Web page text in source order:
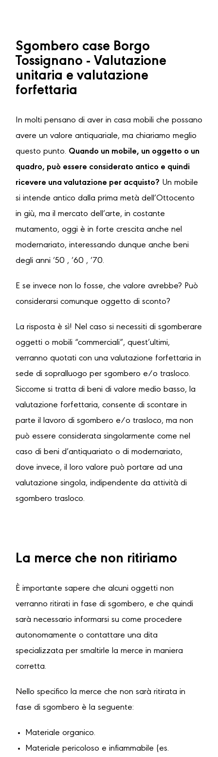
Sgombero case Borgo
Tossignano - Valutazione
unitaria e valutazione
forfettaria
In molti pensano di aver in casa mobili che possano
avere un valore antiquariale, ma chiariamo meglio
questo punto. Quando un mobile, un oggetto o un
quadro, può essere considerato antico e quindi
ricevere una valutazione per acquisto? Un mobile
si intende antico dalla prima metà dell’Ottocento
in giù, ma il mercato dell’arte, in costante
mutamento, oggi è in forte crescita anche nel
modernariato, interessando dunque anche beni
degli anni ’50 , ’60 , ’70.
E se invece non lo fosse, che valore avrebbe? Può
considerarsi comunque oggetto di sconto?
La risposta è sì! Nel caso si necessiti di sgomberare
oggetti o mobili “commerciali”, quest’ultimi,
verranno quotati con una valutazione forfettaria in
sede di sopralluogo per sgombero e/o trasloco.
Siccome si tratta di beni di valore medio basso, la
valutazione forfettaria, consente di scontare in
parte il lavoro di sgombero e/o trasloco, ma non
può essere considerata singolarmente come nel
caso di beni d’antiquariato o di modernariato,
dove invece, il loro valore può portare ad una
valutazione singola, indipendente da attività di
sgombero trasloco.
La merce che non ritiriamo
È importante sapere che alcuni oggetti non
verranno ritirati in fase di sgombero, e che quindi
sarà necessario informarsi su come procedere
autonomamente o contattare una dita
specializzata per smaltirle la merce in maniera
corretta.
Nello specifico la merce che non sarà ritirata in
fase di sgombero è la seguente:
Materiale organico.
Materiale pericoloso e infiammabile (es.